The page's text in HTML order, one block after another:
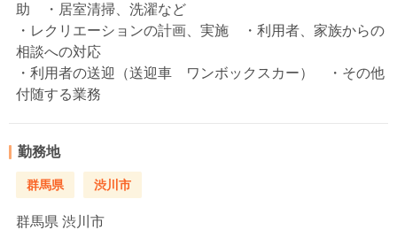
助 ・居室清掃、洗濯など
・レクリエーションの計画、実施 ・利用者、家族からの
相談への対応
・利用者の送迎（送迎車 ワンボックスカー） ・その他
付随する業務
勤務地
群馬県 渋川市
群馬県 渋川市